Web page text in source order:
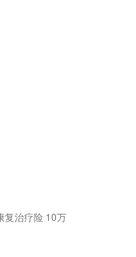
复治疗险 10万